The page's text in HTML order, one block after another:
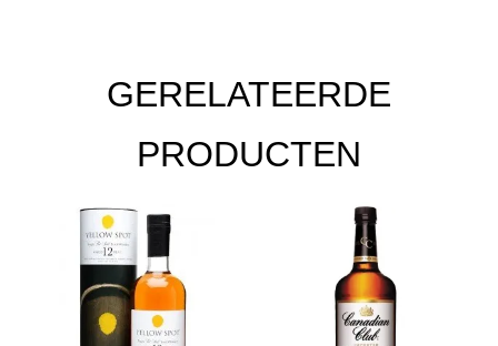
GERELATEERDE
PRODUCTEN